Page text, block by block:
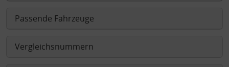
Passende Fahrzeuge
Vergleichsnummern